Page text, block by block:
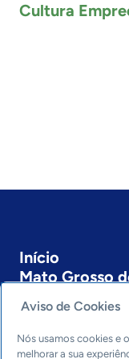
Cultura
Início
Mato Grosso
Sobre a ASN
Últimas notícias
Entre em
Editorias
Aviso de Cookies
Nós usamos cookies e
melhorar a sua